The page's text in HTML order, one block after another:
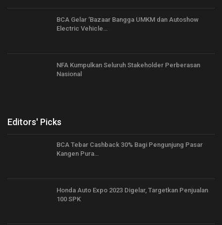
BCA Gelar ‘Bazaar Bangga UMKM dan Autoshow
Electric Vehicle…
NFA Kumpulkan Seluruh Stakeholder Perberasan
Nasional
Editors' Picks
BCA Tebar Cashback 30% Bagi Pengunjung Pasar
Kangen Pura…
Honda Auto Expo 2023 Digelar, Targetkan Penjualan
100 SPK